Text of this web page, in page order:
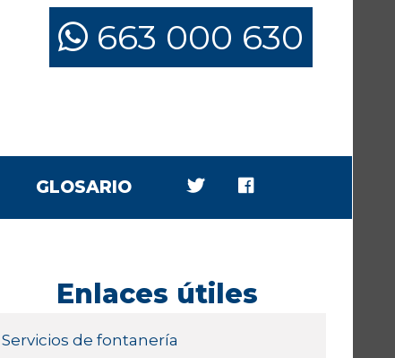
663 000 630
GLOSARIO
Enlaces útiles
Servicios de fontanería